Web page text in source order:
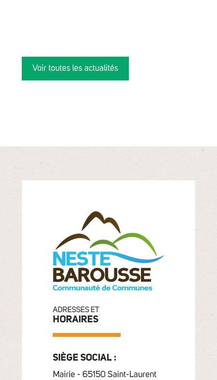
Voir toutes les actualités
ADRESSES ET
HORAIRES
SIÈGE SOCIAL :
Mairie - 65150 Saint-Laurent